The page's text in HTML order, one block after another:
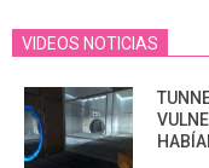
VIDEOS NOTICIAS